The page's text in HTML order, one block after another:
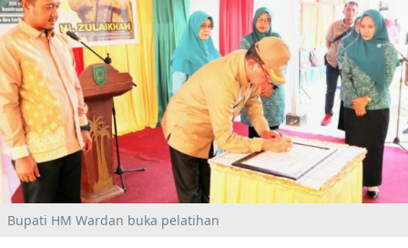
Bupati HM Wardan buka pelatihan